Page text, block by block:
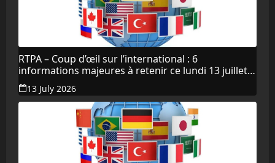
RTPA – Coup d’œil sur l’international : 6
informations majeures à retenir ce lundi 13 juillet
202613 July 2026